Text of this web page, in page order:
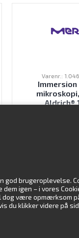
god
igen – i vores
være opmærksom
du klikker videre på
Varenr.:
Aldrich®
Information
Kundeservice